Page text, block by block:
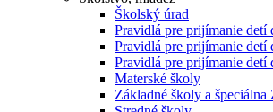
Školský úrad
Pravidlá pre prijímanie detí
Pravidlá pre prijímanie detí
Pravidlá pre prijímanie detí
Materské školy
Základné školy a špeciálna